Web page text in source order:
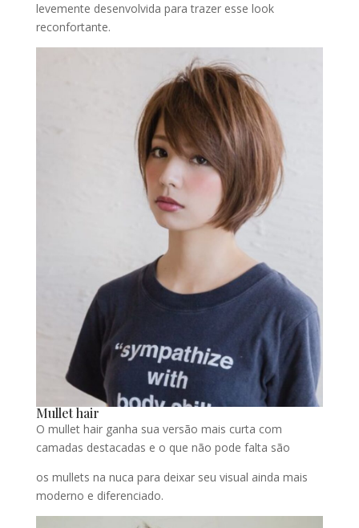
levemente desenvolvida para trazer esse look
reconfortante.
Mullet hair
O mullet hair ganha sua versão mais curta com
camadas destacadas e o que não pode falta são
os mullets na nuca para deixar seu visual ainda mais
moderno e diferenciado.